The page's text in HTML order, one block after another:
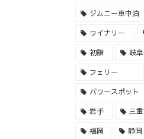
ジムニー車中泊
ワイナリー
初詣 岐阜
フェリー
パワースポット
岩手 三重
福岡 静岡